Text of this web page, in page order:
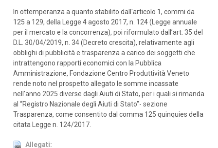
In ottemperanza a quanto stabilito dall'articolo 1, commi da
125 a 129, della Legge 4 agosto 2017, n. 124 (Legge annuale
per il mercato e la concorrenza), poi riformulato dall’art. 35 del
D.L. 30/04/2019, n. 34 (Decreto crescita), relativamente agli
obblighi di pubblicità e trasparenza a carico dei soggetti che
intrattengono rapporti economici con la Pubblica
Amministrazione, Fondazione Centro Produttività Veneto
rende noto nel prospetto allegato le somme incassate
nell'anno 2025 diverse dagli Aiuti di Stato, per i quali si rimanda
al “Registro Nazionale degli Aiuti di Stato”- sezione
Trasparenza, come consentito dal comma 125 quinquies della
citata Legge n. 124/2017.
Allegati: